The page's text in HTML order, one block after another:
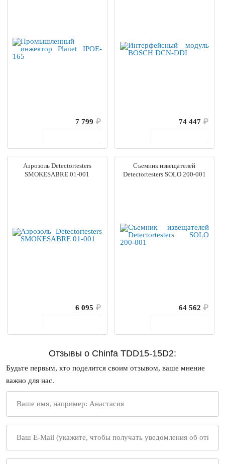
7 799 ₽
74 447 ₽
Аэрозоль Detectortesters
SMOKESABRE 01-001
6 095 ₽
Съемник извещателей
Detectortesters SOLO 200-001
64 562 ₽
Отзывы о Chinfa TDD15-15D2:
Будьте первым, кто поделится своим отзывом, ваше мнение
важно для нас.